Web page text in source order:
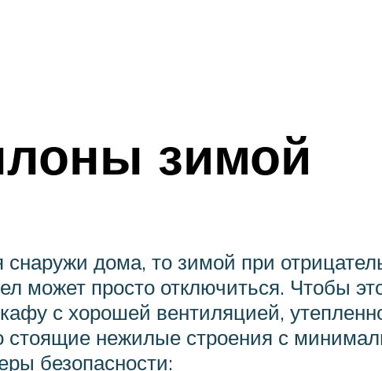
зимой
дома, то зимой при
может просто отключиться. Чтобы
с хорошей вентиляцией,
стоящие нежилые строения с
безопасности: